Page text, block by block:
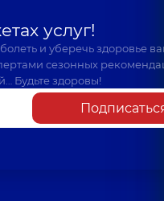
услуг!
и уберечь здоровье
сезонных
Будьте здоровы!